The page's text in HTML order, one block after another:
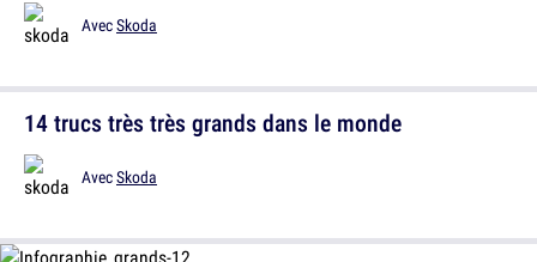
AvecSkoda
14 trucs très très grands dans le monde
AvecSkoda